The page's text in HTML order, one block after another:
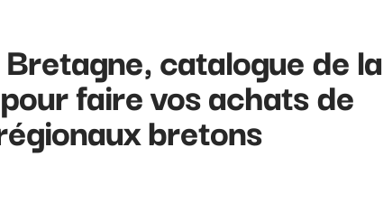
catalogue de la
faire vos achats de
bretons